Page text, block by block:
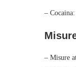
– Cocaina:
– Misure